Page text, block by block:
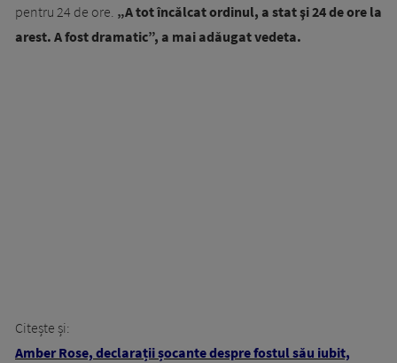
pentru 24 de ore. „A tot încălcat ordinul, a stat şi 24 de ore la
arest. A fost dramatic”, a mai adăugat vedeta.
Citește și:
Amber Rose, declarații șocante despre fostul său iubit,